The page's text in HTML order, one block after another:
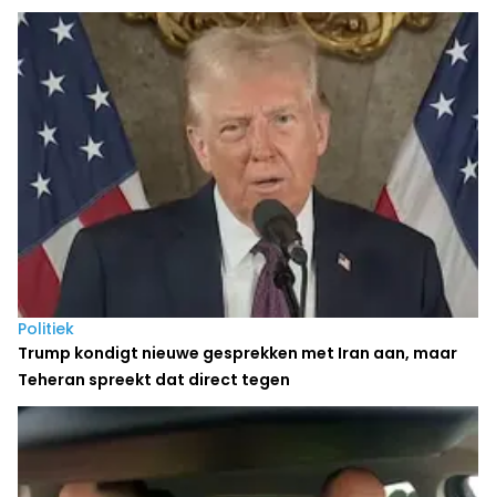
Politiek
Trump kondigt nieuwe gesprekken met Iran aan, maar
Teheran spreekt dat direct tegen